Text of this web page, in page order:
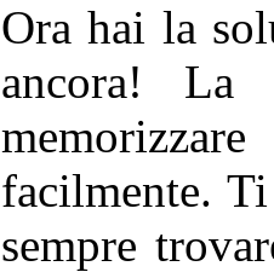
Ora hai la
ancora! La
facilmente.
sempre